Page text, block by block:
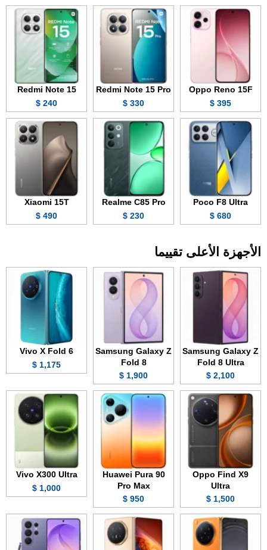
Oppo Reno 15F
395 $
Redmi Note 15 Pro
330 $
Redmi Note 15
240 $
Poco F8 Ultra
680 $
Realme C85 Pro
230 $
Xiaomi 15T
490 $
الأجهزة الأعلى تقييما
Samsung Galaxy Z
Fold 8 Ultra
2,100 $
Samsung Galaxy Z
Fold 8
1,900 $
Vivo X Fold 6
1,175 $
Oppo Find X9
Ultra
1,500 $
Huawei Pura 90
Pro Max
950 $
Vivo X300 Ultra
1,000 $